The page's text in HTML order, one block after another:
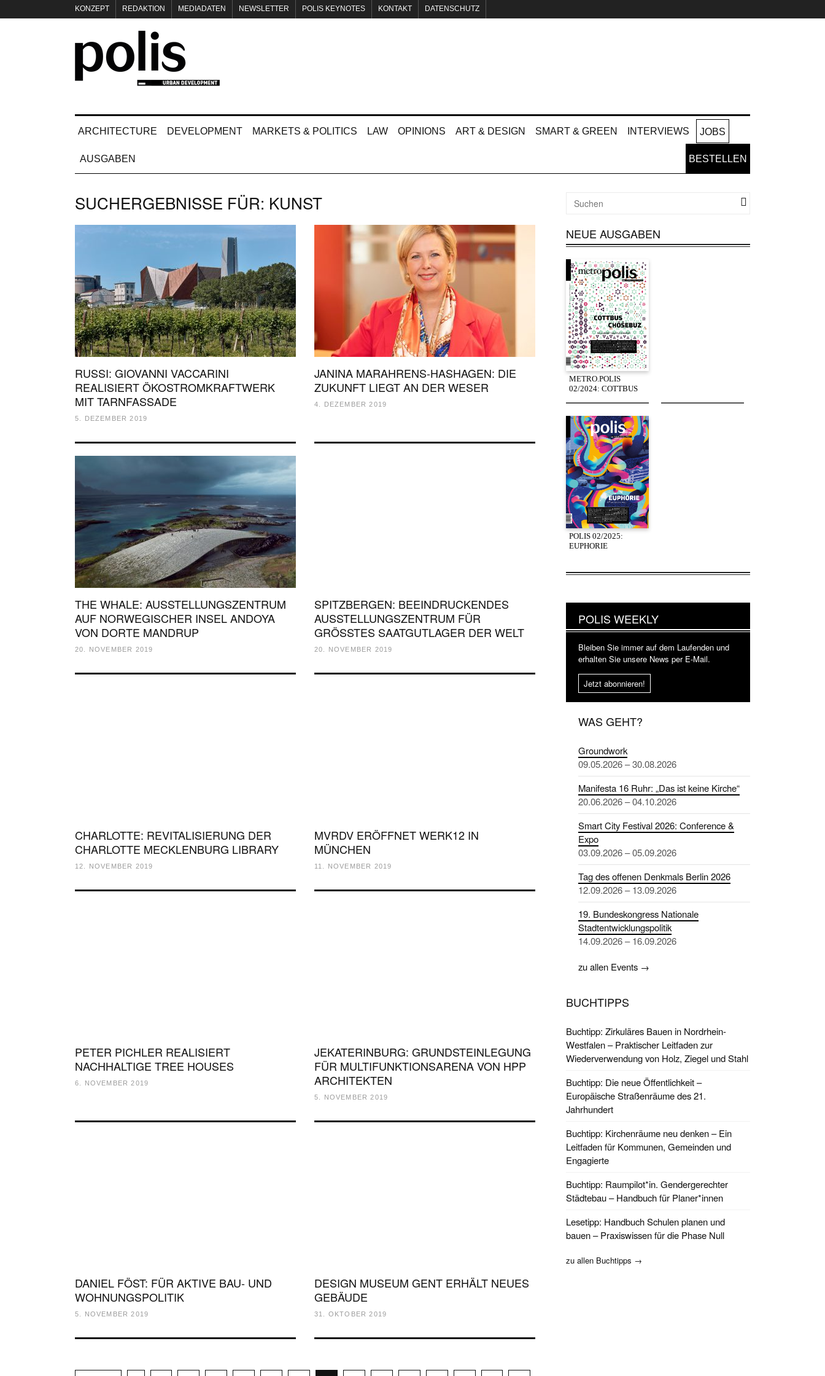
KONZEPT REDAKTION MEDIADATEN NEWSLETTER POLIS KEYNOTES KONTAKT DATENSCHUTZ
ARCHITECTURE DEVELOPMENT MARKETS & POLITICS LAW OPINIONS ART & DESIGN SMART & GREEN INTERVIEWS JOBS
AUSGABEN BESTELLEN
SUCHERGEBNISSE FÜR: KUNST
RUSSI: GIOVANNI VACCARINI
REALISIERT ÖKOSTROMKRAFTWERK
MIT TARNFASSADE
5. DEZEMBER 2019
JANINA MARAHRENS-HASHAGEN: DIE
ZUKUNFT LIEGT AN DER WESER
4. DEZEMBER 2019
THE WHALE: AUSSTELLUNGSZENTRUM
AUF NORWEGISCHER INSEL ANDOYA
VON DORTE MANDRUP
20. NOVEMBER 2019
SPITZBERGEN: BEEINDRUCKENDES
AUSSTELLUNGSZENTRUM FÜR
GRÖSSTES SAATGUTLAGER DER WELT
20. NOVEMBER 2019
CHARLOTTE: REVITALISIERUNG DER
CHARLOTTE MECKLENBURG LIBRARY
12. NOVEMBER 2019
MVRDV ERÖFFNET WERK12 IN
MÜNCHEN
11. NOVEMBER 2019
PETER PICHLER REALISIERT
NACHHALTIGE TREE HOUSES
6. NOVEMBER 2019
JEKATERINBURG: GRUNDSTEINLEGUNG
FÜR MULTIFUNKTIONSARENA VON HPP
ARCHITEKTEN
5. NOVEMBER 2019
DANIEL FÖST: FÜR AKTIVE BAU- UND
WOHNUNGSPOLITIK
5. NOVEMBER 2019
DESIGN MUSEUM GENT ERHÄLT NEUES
GEBÄUDE
31. OKTOBER 2019
NEUE AUSGABEN
METRO.POLIS
02/2024: COTTBUS
POLIS 02/2025:
EUPHORIE
POLIS WEEKLY
Bleiben Sie immer auf dem Laufenden und
erhalten Sie unsere News per E-Mail.
Jetzt abonnieren!
WAS GEHT?
Groundwork
09.05.2026 – 30.08.2026
Manifesta 16 Ruhr: „Das ist keine Kirche“
20.06.2026 – 04.10.2026
Smart City Festival 2026: Conference &
Expo
03.09.2026 – 05.09.2026
Tag des offenen Denkmals Berlin 2026
12.09.2026 – 13.09.2026
19. Bundeskongress Nationale
Stadtentwicklungspolitik
14.09.2026 – 16.09.2026
zu allen Events →
BUCHTIPPS
Buchtipp: Zirkuläres Bauen in Nordrhein-
Westfalen – Praktischer Leitfaden zur
Wiederverwendung von Holz, Ziegel und Stahl
Buchtipp: Die neue Öffentlichkeit –
Europäische Straßenräume des 21.
Jahrhundert
Buchtipp: Kirchenräume neu denken – Ein
Leitfaden für Kommunen, Gemeinden und
Engagierte
Buchtipp: Raumpilot*in. Gendergerechter
Städtebau – Handbuch für Planer*innen
Lesetipp: Handbuch Schulen planen und
bauen – Praxiswissen für die Phase Null
zu allen Buchtipps →